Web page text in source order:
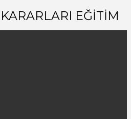
EĞİTİM